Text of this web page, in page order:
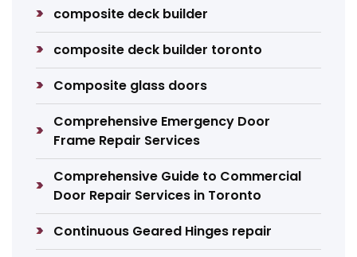
composite deck builder
composite deck builder toronto
Composite glass doors
Comprehensive Emergency Door
Frame Repair Services
Comprehensive Guide to Commercial
Door Repair Services in Toronto
Continuous Geared Hinges repair